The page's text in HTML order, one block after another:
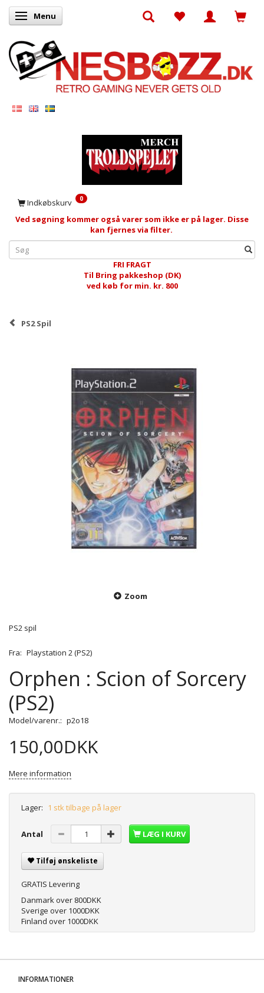
Skifte navigation
Menu
Indkøbskurv 0
Ved søgning kommer også varer som ikke er på lager. Disse
kan fjernes via filter.
FRI FRAGT
Til Bring pakkeshop (DK)
ved køb for min. kr. 800
PS2 Spil
Zoom
PS2 spil
Fra: Playstation 2 (PS2)
Orphen : Scion of Sorcery
(PS2)
Model/varenr.: p2o18
150,00DKK
Mere information
Lager: 1 stk tilbage på lager
Antal LÆG I KURV
Tilføj ønskeliste
GRATIS Levering
Danmark over 800DKK
Sverige over 1000DKK
Finland over 1000DKK
INFORMATIONER